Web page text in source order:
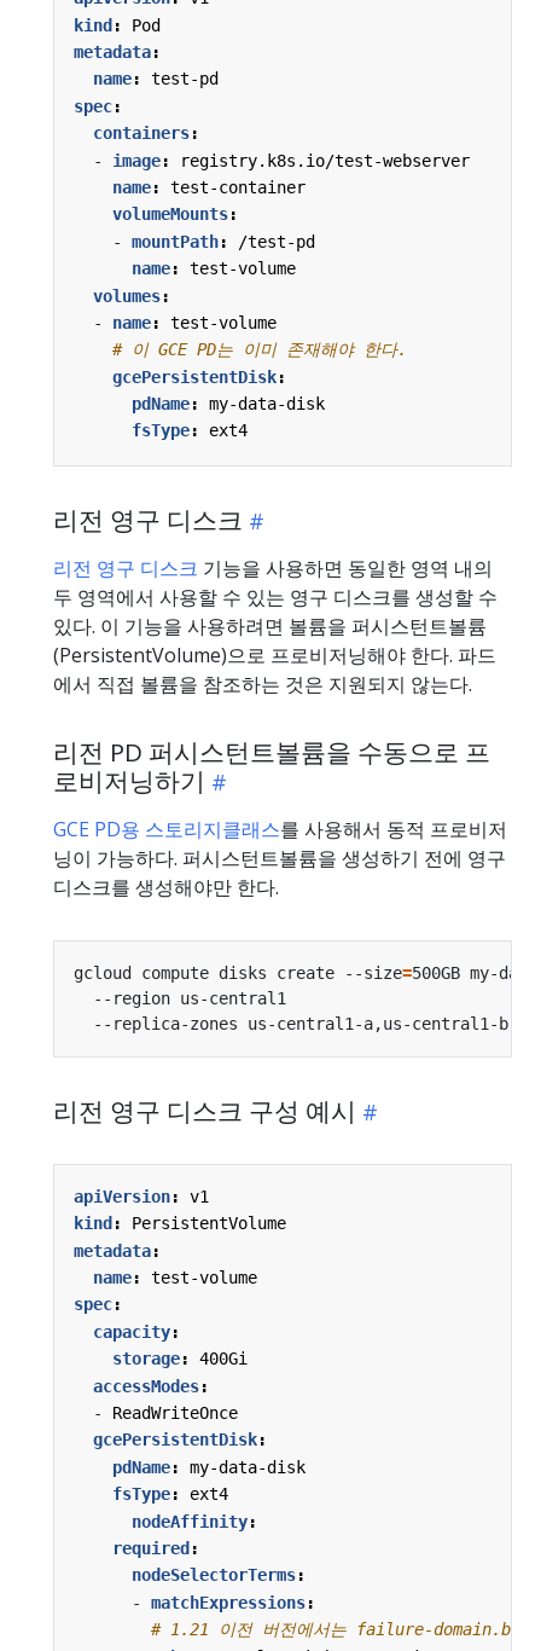
kind :
Pod
metadata:
name:
test-pd
spec:
containers:
- image:
registry.k8s.io/test-webserver
name:
test-container
volumeMounts:
- mountPath:
/test-pd
name:
test-volume
volumes:
- name:
test-volume
# 이 GCE PD는 이미 존재해야 한다.
gcePersistentDisk:
pdName:
my-data-disk
fsType: ext4
리전 영구 디스크
리전 영구 디스크 기능을 사용하면 동일한 영역 내의
두 영역에서 사용할 수 있는 영구 디스크를 생성할 수
있다. 이 기능을 사용하려면 볼륨을 퍼시스턴트볼륨
(PersistentVolume)으로 프로비저닝해야 한다. 파드
에서 직접 볼륨을 참조하는 것은 지원되지 않는다.
리전 PD 퍼시스턴트볼륨을 수동으로 프
로비저닝하기
GCE PD용 스토리지클래스를 사용해서 동적 프로비저
닝이 가능하다. 퍼시스턴트볼륨을 생성하기 전에 영구
디스크를 생성해야만 한다.
gcloud compute disks create --size=
리전 영구 디스크 구성 예시
apiVersion:
v1
kind :
PersistentVolume
metadata:
name:
test-volume
spec:
capacity:
storage:
400Gi
accessModes:
- ReadWriteOnce
gcePersistentDisk:
pdName:
my-data-disk
fsType:
ext4
nodeAffinity:
required :
nodeSelectorTerms:
- matchExpressions:
# 1.21 이전 버전에서는 failure-